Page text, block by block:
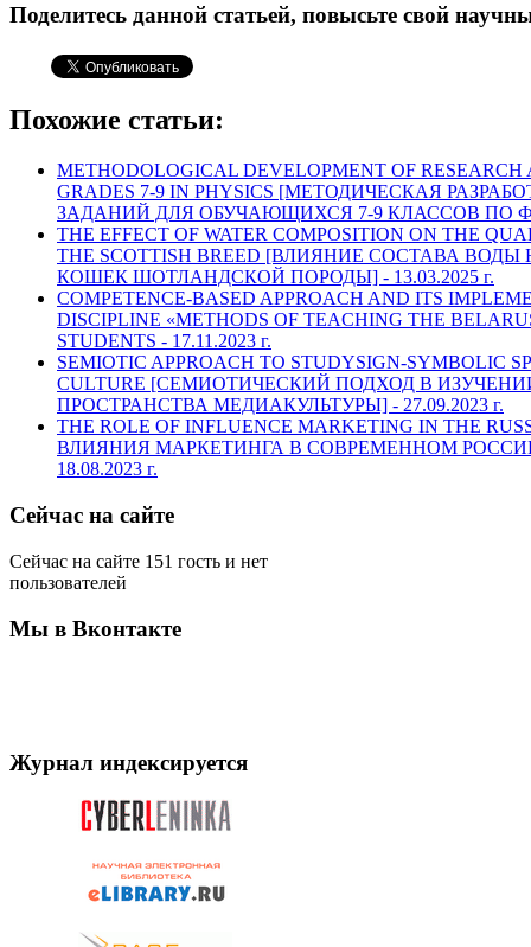
Поделитесь данной статьей, повысьте свой
Похожие статьи:
METHODOLOGICAL DEVELOPMENT OF RESEARCH
GRADES 7-9 IN PHYSICS [МЕТОДИЧЕСКАЯ
ЗАДАНИЙ ДЛЯ ОБУЧАЮЩИХСЯ 7-9 КЛАССОВ ПО
THE EFFECT OF WATER COMPOSITION ON THE
THE SCOTTISH BREED [ВЛИЯНИЕ СОСТАВА
КОШЕК ШОТЛАНДСКОЙ ПОРОДЫ] - 13.03.2025 г.
COMPETENCE-BASED APPROACH AND ITS
DISCIPLINE «METHODS OF TEACHING THE
STUDENTS - 17.11.2023 г.
SEMIOTIC APPROACH TO STUDYSIGN-SYMBOLIC
CULTURE [СЕМИОТИЧЕСКИЙ ПОДХОД В
ПРОСТРАНСТВА МЕДИАКУЛЬТУРЫ] - 27.09.2023 г.
THE ROLE OF INFLUENCE MARKETING IN THE
ВЛИЯНИЯ МАРКЕТИНГА В СОВРЕМЕННОМ
18.08.2023 г.
Сейчас на сайте
Сейчас на сайте 151 гость и нет
пользователей
Мы в Вконтакте
Журнал индексируется